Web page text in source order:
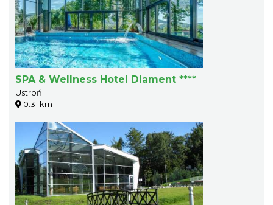
SPA & Wellness Hotel Diament ****
Ustroń
0.31 km